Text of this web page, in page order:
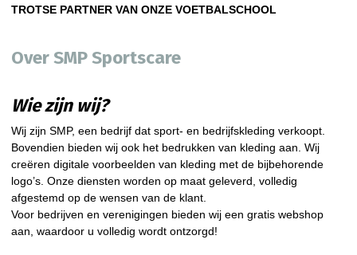
TROTSE PARTNER VAN ONZE VOETBALSCHOOL
Over SMP Sportscare
Wie zijn wij?
Wij zijn SMP, een bedrijf dat sport- en bedrijfskleding verkoopt.
Bovendien bieden wij ook het bedrukken van kleding aan. Wij
creëren digitale voorbeelden van kleding met de bijbehorende
logo’s. Onze diensten worden op maat geleverd, volledig
afgestemd op de wensen van de klant.
Voor bedrijven en verenigingen bieden wij een gratis webshop
aan, waardoor u volledig wordt ontzorgd!